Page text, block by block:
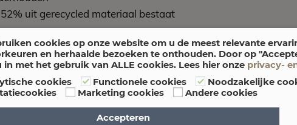
uit gerecycled materiaal bestaat
cookies op onze website om u de meest relevante
en herhaalde bezoeken te onthouden. Door op
in met het gebruik van ALLE cookies. Lees hier onze privacy-
cookies
Functionele cookies
Noodzakelijke
Marketing cookies Andere cookies
Accepteren